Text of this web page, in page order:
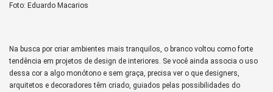
Foto: Eduardo Macarios
Na busca por criar ambientes mais tranquilos, o branco voltou como forte
tendência em projetos de design de interiores. Se você ainda associa o uso
dessa cor a algo monótono e sem graça, precisa ver o que designers,
arquitetos e decoradores têm criado, guiados pelas possibilidades do